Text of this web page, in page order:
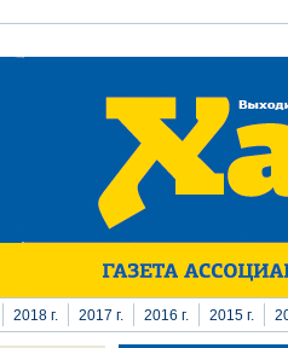
2018 г. 2017 г. 2016 г. 2015 г.